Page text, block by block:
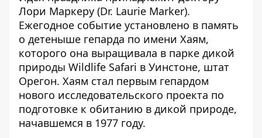
Лори Маркеру (Dr. Laurie Marker).
Ежегодное событие установлено в память
о детеныше гепарда по имени Хаям,
которого она выращивала в парке дикой
природы Wildlife Safari в Уинстоне, штат
Орегон. Хаям стал первым гепардом
нового исследовательского проекта по
подготовке к обитанию в дикой природе,
начавшемся в 1977 году.